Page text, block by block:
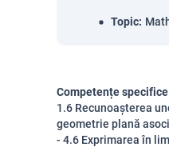
Topic:
Competențe specifice
1.6 Recunoașterea
geometrie plană
- 4.6 Exprimarea în